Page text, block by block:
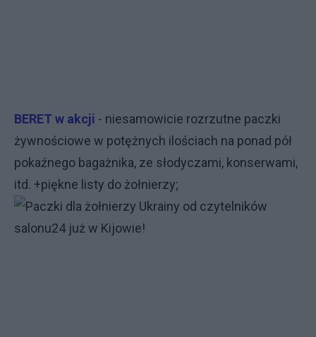
BERET w akcji - niesamowicie rozrzutne paczki
żywnościowe w potężnych ilościach na ponad pół
pokaźnego bagażnika, ze słodyczami, konserwami,
itd. +piękne listy do żołnierzy;